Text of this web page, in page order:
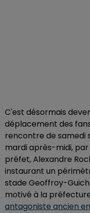
C'est désormais
déplacement des
rencontre de samedi
mardi après-midi, par
préfet, Alexandre
instaurant un
stade Geoffroy-
motivé à la
antagoniste ancien